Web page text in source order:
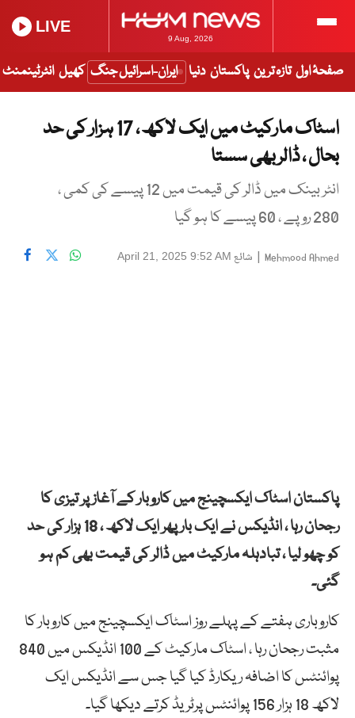
9 Aug, 2026
LIVE
صفحۂ اول تازہ ترین پاکستان دنیا ایران-اسرائیل جنگ کھیل انٹرٹینمنٹ
اسٹاک مارکیٹ میں ایک لاکھ ، 17 ہزار کی حد
بحال ، ڈالر بھی سستا
انٹر بینک میں ڈالر کی قیمت میں 12 پیسے کی کمی ،
280 روپے ، 60 پیسے کا ہو گیا
Mehmood Ahmed
| شائع April 21, 2025 9:52 AM
پاکستان اسٹاک ایکسچینج میں کاروبار کے آغاز پر تیزی کا
رجحان رہا ، انڈیکس نے ایک بار پھر ایک لاکھ ، 18 ہزار کی حد
کو چھو لیا ، تبادہلہ مارکیٹ میں ڈالر کی قیمت بھی کم ہو
گئی۔
کاروباری ہفتے کے پہلے روز اسٹاک ایکسچینج میں کاروبار کا
مثبت رجحان رہا ، اسٹاک مارکیٹ کے 100 انڈیکس میں 840
پوائنٹس کا اضافہ ریکارڈ کیا گیا جس سے انڈیکس ایک
لاکھ 18 ہزار 156 پوائنٹس پرٹریڈ کرتے دیکھا گیا۔